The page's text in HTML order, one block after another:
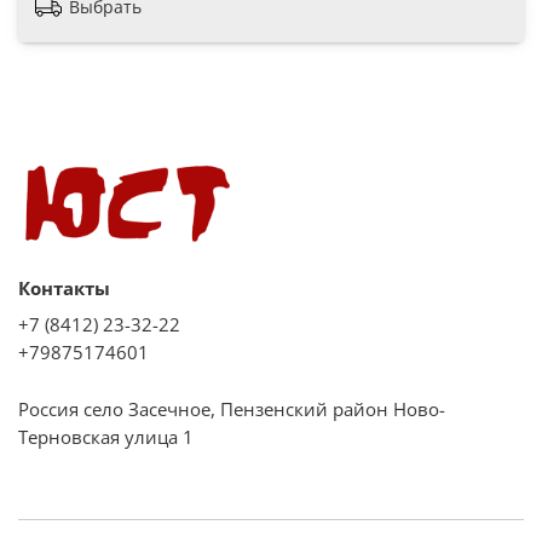
Выбрать
Контакты
+7 (8412) 23-32-22
+79875174601
Россия село Засечное, Пензенский район Ново-
Терновская улица 1